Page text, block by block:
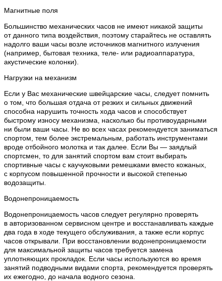
Магнитные поля
Большинство механических часов не имеют никакой защиты
от данного типа воздействия, поэтому старайтесь не оставлять
надолго ваши часы возле источников магнитного излучения
(например, бытовая техника, теле- или радиоаппаратура,
акустические колонки).
Нагрузки на механизм
Если у Вас механические швейцарские часы, следует помнить
о том, что большая отдача от резких и сильных движений
способна нарушить точность хода часов и способствует
быстрому износу механизма, насколько бы противоударными
ни были ваши часы. Не во всех часах рекомендуется заниматься
спортом, тем более экстремальным, работать инструментами
вроде отбойного молотка и так далее. Если Вы — заядлый
спортсмен, то для занятий спортом вам стоит выбирать
спортивные часы с каучуковыми ремешками вместо кожаных,
с корпусом повышенной прочности и высокой степенью
водозащиты.
Водонепроницаемость
Водонепроницаемость часов следует регулярно проверять
в авторизованном сервисном центре и восстанавливать каждые
два года в ходе текущего обслуживания, а также если корпус
часов открывали. При восстановлении водонепроницаемости
для максимальной защиты часов требуется замена
уплотняющих прокладок. Если часы используются во время
занятий подводными видами спорта, рекомендуется проверять
их ежегодно, до начала водного сезона.